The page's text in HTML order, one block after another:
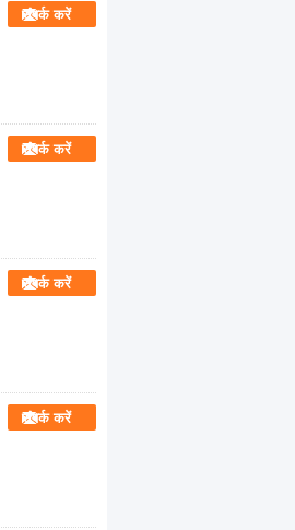
संपर्क करें
संपर्क करें
संपर्क करें
संपर्क करें